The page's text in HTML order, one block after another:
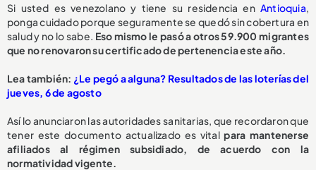
Si usted es venezolano y tiene su residencia en Antioquia
ponga cuidado porque seguramente se quedó sin cobertura en
salud y no lo sabe. Eso mismo le pasó a otros 59.900 migrantes
que no renovaron su certificado de pertenencia este año.
Lea también: ¿Le pegó a alguna? Resultados de las loterías del
jueves, 6 de agosto
Así lo anunciaron las autoridades sanitarias, que recordaron que
tener este documento actualizado es vitalpara mantenerse
afiliados al régimen subsidiado, de acuerdo con la
normatividad vigente.